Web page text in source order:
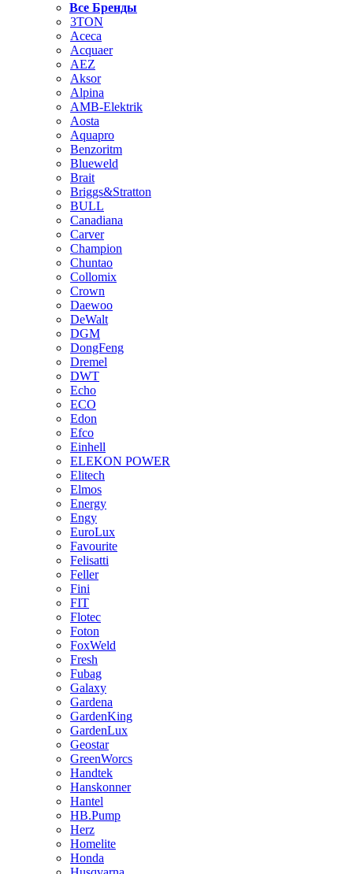
Все Бренды
3TON
Aceca
Acquaer
AEZ
Aksor
Alpina
AMB-Elektrik
Aosta
Aquapro
Benzoritm
Blueweld
Brait
Briggs&Stratton
BULL
Canadiana
Carver
Champion
Chuntao
Collomix
Crown
Daewoo
DeWalt
DGM
DongFeng
Dremel
DWT
Echo
ECO
Edon
Efco
Einhell
ELEKON POWER
Elitech
Elmos
Energy
Engy
EuroLux
Favourite
Felisatti
Feller
Fini
FIT
Flotec
Foton
FoxWeld
Fresh
Fubag
Galaxy
Gardena
GardenKing
GardenLux
Geostar
GreenWorcs
Handtek
Hanskonner
Hantel
HB.Pump
Herz
Homelite
Honda